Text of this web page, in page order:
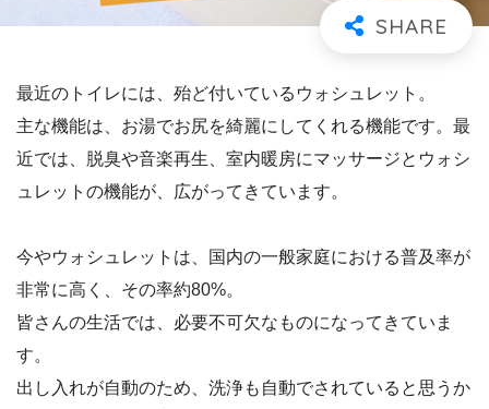
最近のトイレには、殆ど付いているウォシュレット。
主な機能は、お湯でお尻を綺麗にしてくれる機能です。最
近では、脱臭や音楽再生、室内暖房にマッサージとウォシ
ュレットの機能が、広がってきています。
今やウォシュレットは、国内の一般家庭における普及率が
非常に高く、その率約80%。
皆さんの生活では、必要不可欠なものになってきていま
す。
出し入れが自動のため、洗浄も自動でされていると思うか